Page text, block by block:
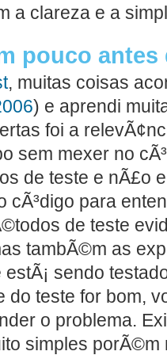
a clareza e a
pouco
, muitas coisas
) e aprendi
foi a
sem mexer no
de teste e nÃ£o
cÃ³digo para
de teste
tambÃ©m as
sendo
do teste for bom,
o problema.
simples